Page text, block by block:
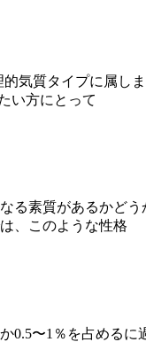
気質タイプに属し
い方にとって
る素質があるかど
、このような性格
0.5〜1％を占める